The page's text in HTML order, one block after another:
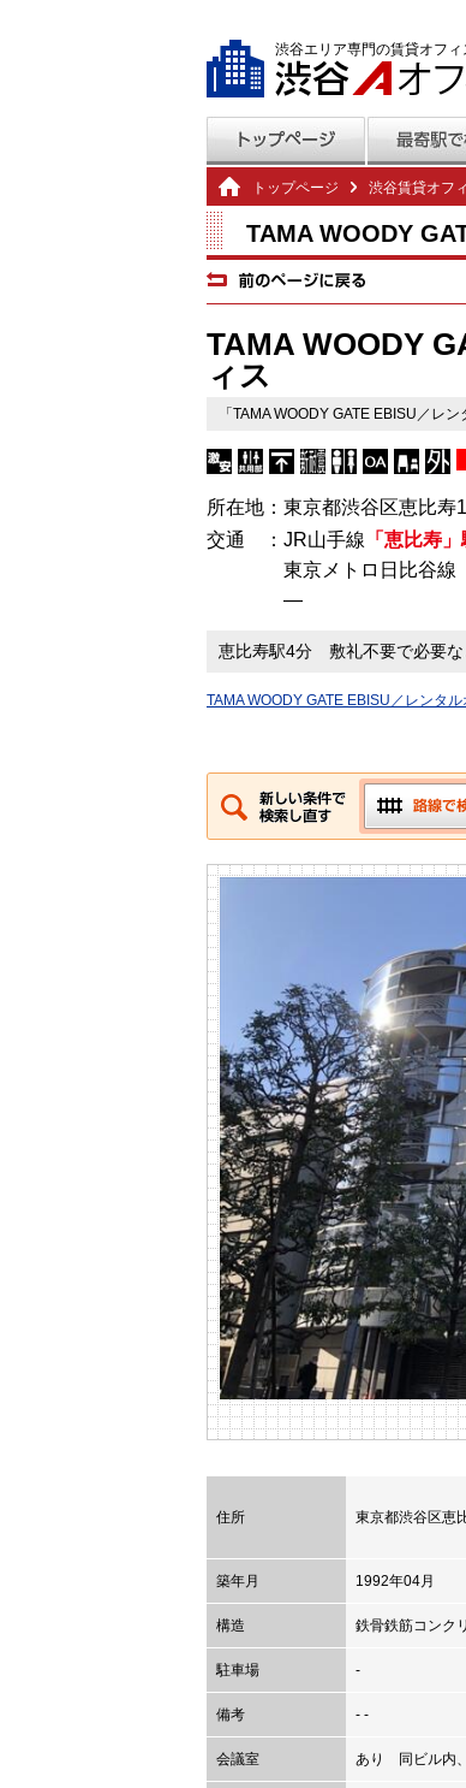
渋谷エリア専門の賃貸オフ
トップページ 渋谷賃貸オフ
TAMA WOODY
TAMA WOODY
ィス
「TAMA WOODY GATE EBISU／レ
所在地：東京都渋谷区恵比寿
交通 ：JR山手線 「恵比寿」
東京メトロ日比谷線
―
恵比寿駅4分 敷礼不要で必要な
TAMA WOODY GATE EBISU／レンタ
住所 東京都渋谷区恵
築年月 1992年04月
構造 鉄骨鉄筋コンク
駐車場 -
備考 - -
会議室 あり 同ビル内